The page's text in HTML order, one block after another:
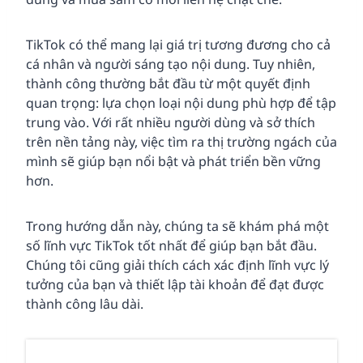
TikTok có thể mang lại giá trị tương đương cho cả
cá nhân và người sáng tạo nội dung. Tuy nhiên,
thành công thường bắt đầu từ một quyết định
quan trọng: lựa chọn loại nội dung phù hợp để tập
trung vào. Với rất nhiều người dùng và sở thích
trên nền tảng này, việc tìm ra thị trường ngách của
mình sẽ giúp bạn nổi bật và phát triển bền vững
hơn.
Trong hướng dẫn này, chúng ta sẽ khám phá một
số lĩnh vực TikTok tốt nhất để giúp bạn bắt đầu.
Chúng tôi cũng giải thích cách xác định lĩnh vực lý
tưởng của bạn và thiết lập tài khoản để đạt được
thành công lâu dài.